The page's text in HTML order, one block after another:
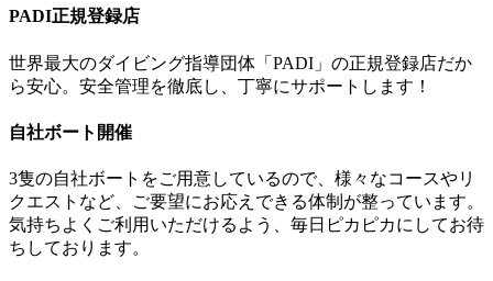
PADI正規登録店
世界最大のダイビング指導団体「PADI」の正規登録店だか
ら安心。安全管理を徹底し、丁寧にサポートします！
自社ボート開催
3隻の自社ボートをご用意しているので、様々なコースやリ
クエストなど、ご要望にお応えできる体制が整っています。
気持ちよくご利用いただけるよう、毎日ピカピカにしてお待
ちしております。